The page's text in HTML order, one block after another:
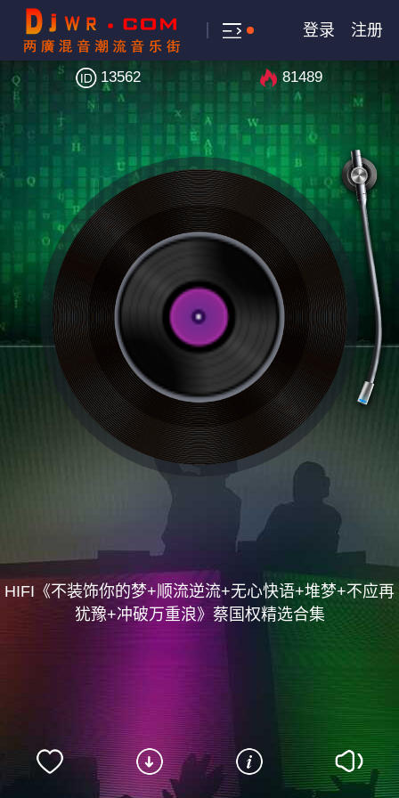
登录 注册
HIFI《不装饰你的梦+顺流逆流+无心快语+堆梦+不应再
犹豫+冲破万重浪》蔡国权精选合集
13562 81489